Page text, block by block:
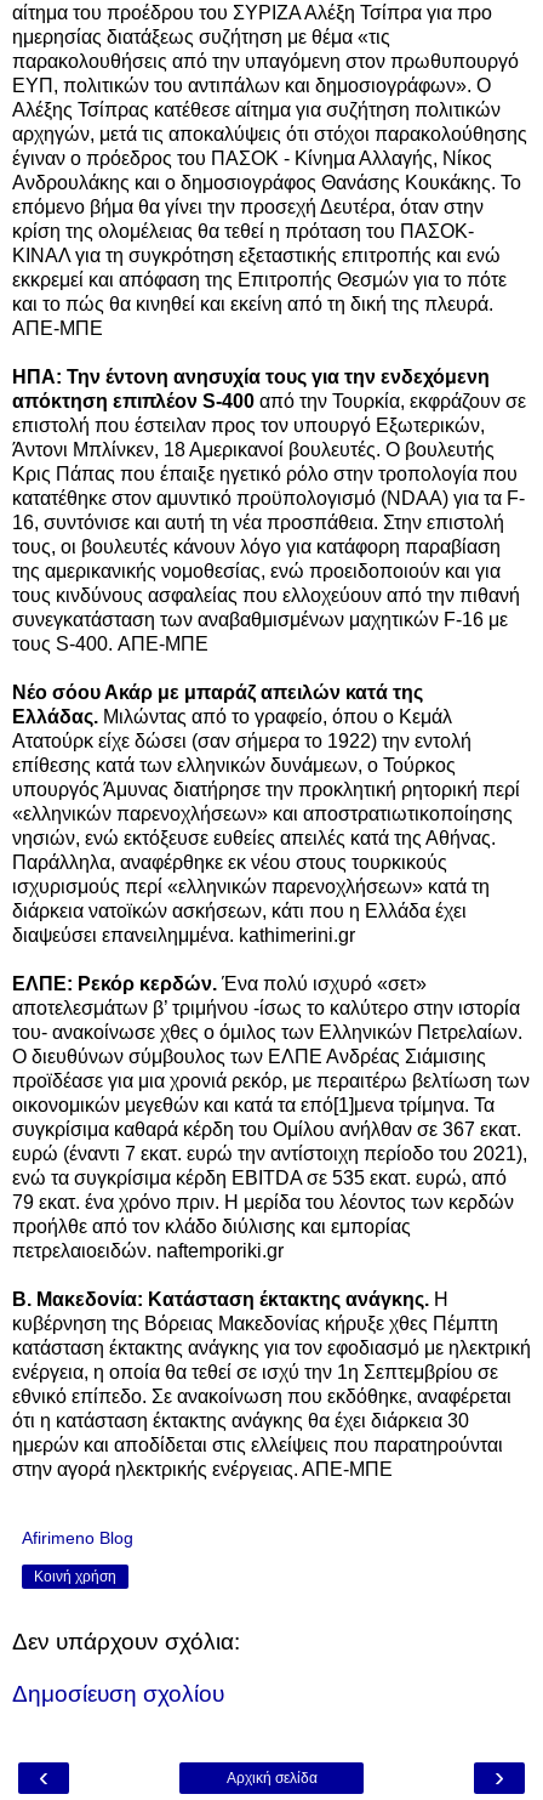
αίτημα του προέδρου του ΣΥΡΙΖΑ Αλέξη Τσίπρα για προ
ημερησίας διατάξεως συζήτηση με θέμα «τις
παρακολουθήσεις από την υπαγόμενη στον πρωθυπουργό
ΕΥΠ, πολιτικών του αντιπάλων και δημοσιογράφων». Ο
Αλέξης Τσίπρας κατέθεσε αίτημα για συζήτηση πολιτικών
αρχηγών, μετά τις αποκαλύψεις ότι στόχοι παρακολούθησης
έγιναν ο πρόεδρος του ΠΑΣΟΚ - Κίνημα Αλλαγής, Νίκος
Ανδρουλάκης και ο δημοσιογράφος Θανάσης Κουκάκης. Το
επόμενο βήμα θα γίνει την προσεχή Δευτέρα, όταν στην
κρίση της ολομέλειας θα τεθεί η πρόταση του ΠΑΣΟΚ-
ΚΙΝΑΛ για τη συγκρότηση εξεταστικής επιτροπής και ενώ
εκκρεμεί και απόφαση της Επιτροπής Θεσμών για το πότε
και το πώς θα κινηθεί και εκείνη από τη δική της πλευρά.
ΑΠΕ-ΜΠΕ
ΗΠΑ: Την έντονη ανησυχία τους για την ενδεχόμενη
απόκτηση επιπλέον S-400 από την Τουρκία, εκφράζουν σε
επιστολή που έστειλαν προς τον υπουργό Εξωτερικών,
Άντονι Μπλίνκεν, 18 Αμερικανοί βουλευτές. Ο βουλευτής
Κρις Πάπας που έπαιξε ηγετικό ρόλο στην τροπολογία που
κατατέθηκε στον αμυντικό προϋπολογισμό (NDAA) για τα F-
16, συντόνισε και αυτή τη νέα προσπάθεια. Στην επιστολή
τους, οι βουλευτές κάνουν λόγο για κατάφορη παραβίαση
της αμερικανικής νομοθεσίας, ενώ προειδοποιούν και για
τους κινδύνους ασφαλείας που ελλοχεύουν από την πιθανή
συνεγκατάσταση των αναβαθμισμένων μαχητικών F-16 με
τους S-400. ΑΠΕ-ΜΠΕ
Νέο σόου Ακάρ με μπαράζ απειλών κατά της
Ελλάδας. Μιλώντας από το γραφείο, όπου ο Κεμάλ
Ατατούρκ είχε δώσει (σαν σήμερα το 1922) την εντολή
επίθεσης κατά των ελληνικών δυνάμεων, ο Τούρκος
υπουργός Άμυνας διατήρησε την προκλητική ρητορική περί
«ελληνικών παρενοχλήσεων» και αποστρατιωτικοποίησης
νησιών, ενώ εκτόξευσε ευθείες απειλές κατά της Αθήνας.
Παράλληλα, αναφέρθηκε εκ νέου στους τουρκικούς
ισχυρισμούς περί «ελληνικών παρενοχλήσεων» κατά τη
διάρκεια νατοϊκών ασκήσεων, κάτι που η Ελλάδα έχει
διαψεύσει επανειλημμένα. kathimerini.gr
ΕΛΠΕ: Ρεκόρ κερδών. Ένα πολύ ισχυρό «σετ»
αποτελεσμάτων β’ τριμήνου -ίσως το καλύτερο στην ιστορία
του- ανακοίνωσε χθες ο όμιλος των Ελληνικών Πετρελαίων.
Ο διευθύνων σύμβουλος των ΕΛΠΕ Ανδρέας Σιάμισιης
προϊδέασε για μια χρονιά ρεκόρ, με περαιτέρω βελτίωση των
οικονομικών μεγεθών και κατά τα επό[1]μενα τρίμηνα. Τα
συγκρίσιμα καθαρά κέρδη του Ομίλου ανήλθαν σε 367 εκατ.
ευρώ (έναντι 7 εκατ. ευρώ την αντίστοιχη περίοδο του 2021),
ενώ τα συγκρίσιμα κέρδη EBITDA σε 535 εκατ. ευρώ, από
79 εκατ. ένα χρόνο πριν. Η μερίδα του λέοντος των κερδών
προήλθε από τον κλάδο διύλισης και εμπορίας
πετρελαιοειδών. naftemporiki.gr
Β. Μακεδονία: Κατάσταση έκτακτης ανάγκης. Η
κυβέρνηση της Βόρειας Μακεδονίας κήρυξε χθες Πέμπτη
κατάσταση έκτακτης ανάγκης για τον εφοδιασμό με ηλεκτρική
ενέργεια, η οποία θα τεθεί σε ισχύ την 1η Σεπτεμβρίου σε
εθνικό επίπεδο. Σε ανακοίνωση που εκδόθηκε, αναφέρεται
ότι η κατάσταση έκτακτης ανάγκης θα έχει διάρκεια 30
ημερών και αποδίδεται στις ελλείψεις που παρατηρούνται
στην αγορά ηλεκτρικής ενέργειας. ΑΠΕ-ΜΠΕ
Afirimeno Blog
Κοινή χρήση
Δεν υπάρχουν σχόλια:
Δημοσίευση σχολίου
‹ ›
Αρχική σελίδα